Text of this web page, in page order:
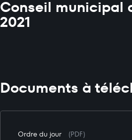
Conseil municipal
2021
Documents à
Ordre du jour (PDF)